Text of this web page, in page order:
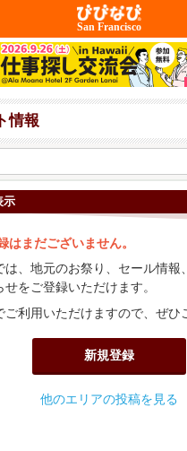
San Francisco
情報
示
はまだございません。
は、地元のお祭り、セール情報
をご登録いただけます。
ご利用いただけますので、ぜひ
新規登録
他のエリアの投稿を見る